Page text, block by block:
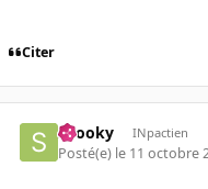
Citer
snooky INpactien
Posté(e) le 11 octobre